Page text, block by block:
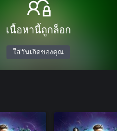
เนื้อหานี้ถูกล็อก
ใส่วันเกิดของคุณ